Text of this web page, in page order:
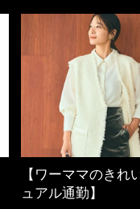
【ワーママのきれ
ュアル通勤】